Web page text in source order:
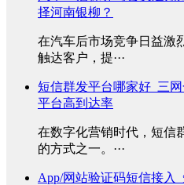
择河南银柳？
在汽车后市场竞争日益激
触达客户，提···
短信群发平台哪家好_三
平台高到达率
在数字化营销时代，短信
的方式之一。···
App/网站验证码短信接入